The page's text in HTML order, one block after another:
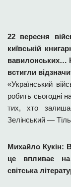
22 вересня
київській
вавилонських…
встигли
«Український
робить сьогодні
тих, хто
Зелінський —
Михайло Кукін:
це впливає
світська